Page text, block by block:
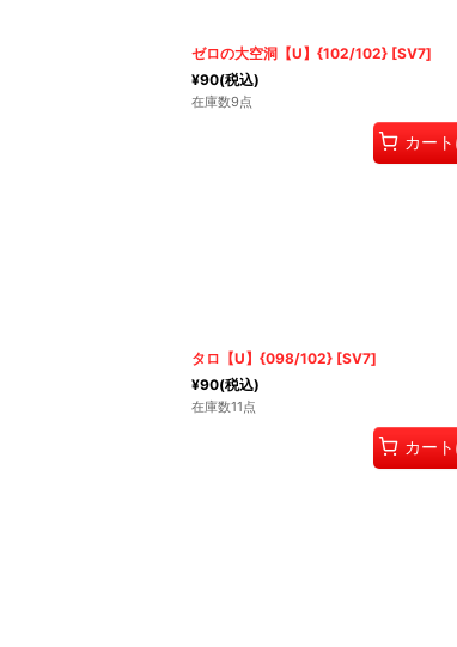
ゼロの大空洞【U】{102/102} [SV7]
¥90(税込)
在庫数9点
カー
タロ【U】{098/102} [SV7]
¥90(税込)
在庫数11点
カー